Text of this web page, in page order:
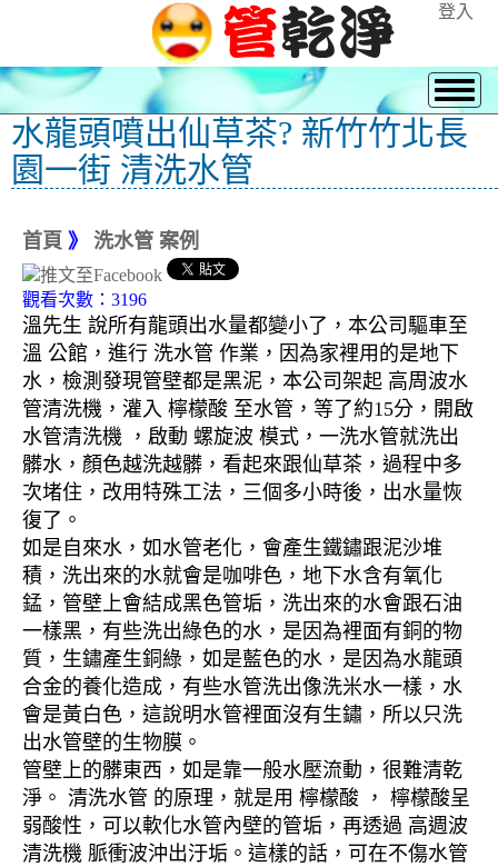
登入
水龍頭噴出仙草茶? 新竹竹北長
園一街 清洗水管
首頁 》 洗水管 案例
觀看次數：3196
溫先生 說所有龍頭出水量都變小了，本公司驅車至
溫 公館，進行 洗水管 作業，因為家裡用的是地下
水，檢測發現管壁都是黑泥，本公司架起 高周波水
管清洗機，灌入 檸檬酸 至水管，等了約15分，開啟
水管清洗機 ，啟動 螺旋波 模式，一洗水管就洗出
髒水，顏色越洗越髒，看起來跟仙草茶，過程中多
次堵住，改用特殊工法，三個多小時後，出水量恢
復了。
如是自來水，如水管老化，會產生鐵鏽跟泥沙堆
積，洗出來的水就會是咖啡色，地下水含有氧化
錳，管壁上會結成黑色管垢，洗出來的水會跟石油
一樣黑，有些洗出綠色的水，是因為裡面有銅的物
質，生鏽產生銅綠，如是藍色的水，是因為水龍頭
合金的養化造成，有些水管洗出像洗米水一樣，水
會是黃白色，這說明水管裡面沒有生鏽，所以只洗
出水管壁的生物膜。
管壁上的髒東西，如是靠一般水壓流動，很難清乾
淨。 清洗水管 的原理，就是用 檸檬酸 ， 檸檬酸呈
弱酸性，可以軟化水管內壁的管垢，再透過 高週波
清洗機 脈衝波沖出汙垢。這樣的話，可在不傷水管